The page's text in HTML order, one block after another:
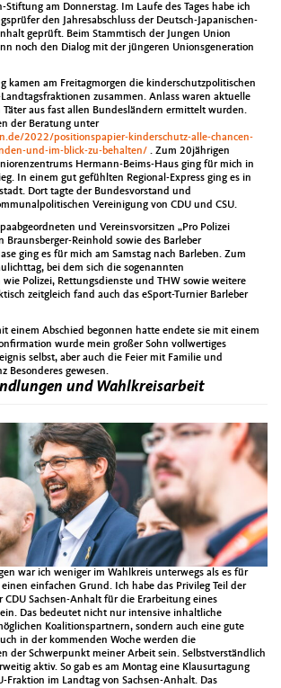
Stiftung am Donnerstag. Im Laufe des Tages habe ich
den Jahresabschluss der Deutsch-Japanischen-
geprüft. Beim Stammtisch der Jungen Union
noch den Dialog mit der jüngeren Unionsgeneration
kamen am Freitagmorgen die kinderschutzpolitischen
Landtagsfraktionen zusammen. Anlass waren aktuelle
Täter aus fast allen Bundesländern ermittelt wurden.
der Beratung unter
2022/positionspapier-kinderschutz-alle-chancen-
und-im-blick-zu-behalten/ . Zum 20jährigen
Hermann-Beims-Haus ging für mich in
In einem gut gefühlten Regional-Express ging es in
Dort tagte der Bundesvorstand und
Vereinigung von CDU und CSU.
und Vereinsvorsitzen „Pro Polizei
Braunsberger-Reinhold sowie des Barleber
ging es für mich am Samstag nach Barleben. Zum
bei dem sich die sogenannten
wie Polizei, Rettungsdienste und THW sowie weitere
zeitgleich fand auch das eSport-Turnier Barleber
einem Abschied begonnen hatte endete sie mit einem
wurde mein großer Sohn vollwertiges
selbst, aber auch die Feier mit Familie und
Besonderes gewesen.
und Wahlkreisarbeit
war ich weniger im Wahlkreis unterwegs als es für
einfachen Grund. Ich habe das Privileg Teil der
CDU Sachsen-Anhalt für die Erarbeitung eines
Das bedeutet nicht nur intensive inhaltliche
Koalitionspartnern, sondern auch eine gute
in der kommenden Woche werden die
der Schwerpunkt meiner Arbeit sein. Selbstverständlich
aktiv. So gab es am Montag eine Klausurtagung
Fraktion im Landtag von Sachsen-Anhalt. Das